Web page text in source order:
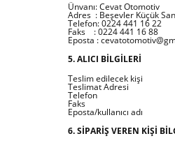
Ünvanı: Cevat Otomotiv
Adres : Beşevler Küçük
Telefon: 0224 441 16 22
Faks : 0224 441 16 88
Eposta :
5. ALICI BİLGİLERİ
Teslim edilecek kişi
Teslimat Adresi
Telefon
Faks
Eposta/kullanıcı adı
6. SİPARİŞ VEREN KİŞİ